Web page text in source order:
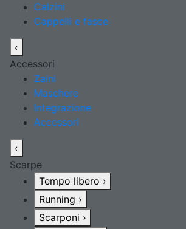
Calzini
Cappelli e fasce
‹
Accessori
Zaini
Maschere
Integrazione
Accessori
‹
Scarpe
Tempo libero ›
Running ›
Scarponi ›